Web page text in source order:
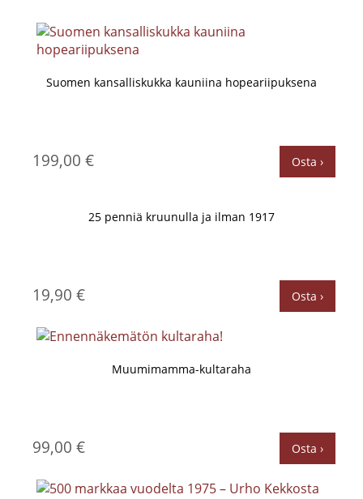
Suomen kansalliskukka kauniina hopeariipuksena
199,00 € Osta ›
25 penniä kruunulla ja ilman 1917
19,90 € Osta ›
Muumimamma-kultaraha
99,00 € Osta ›